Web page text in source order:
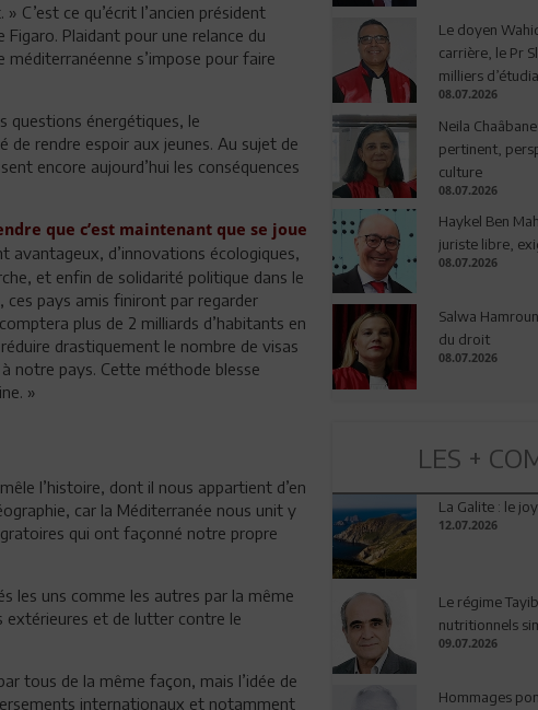
C’est ce qu’écrit l’ancien président
Plaidant pour une relance du
s’impose pour faire
questions énergétiques, le
de rendre espoir aux jeunes. Au sujet de
encore aujourd’hui les conséquences
que c’est maintenant que se joue
avantageux, d’innovations écologiques,
et enfin de solidarité politique dans le
ces pays amis finiront par regarder
plus de 2 milliards d’habitants en
drastiquement le nombre de visas
notre pays. Cette méthode blesse
»
l’histoire, dont il nous appartient d’en
car la Méditerranée nous unit y
qui ont façonné notre propre
les uns comme les autres par la même
extérieures et de lutter contre le
tous de la même façon, mais l’idée de
internationaux et notamment
Le doyen
carrière, le Pr
milliers
08.07.2026
Neila
pertinent,
culture
08.07.2026
Haykel Ben
juriste libre,
08.07.2026
Salwa
du droit
08.07.2026
LES +
La Galite : le
12.07.2026
Le régime
nutritionnels
09.07.2026
Hommages